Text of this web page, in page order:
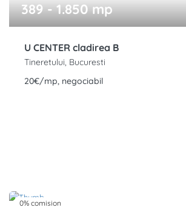
389 - 1.850 mp
U CENTER cladirea B
Tineretului, Bucuresti
20€/mp, negociabil
0% comision